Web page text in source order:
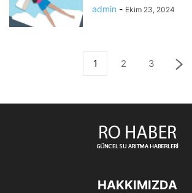
admin - Ekim 23, 2024
1 2 3
HAKKIMIZDA